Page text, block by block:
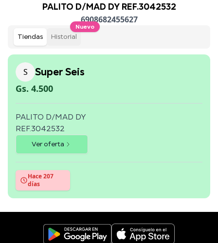
PALITO D/MAD DY REF.3042532
6908682455627
Tiendas Historial
Nuevo
S Super Seis
Gs. 4.500
PALITO D/MAD DY
REF.3042532
Ver oferta
Hace 207
días